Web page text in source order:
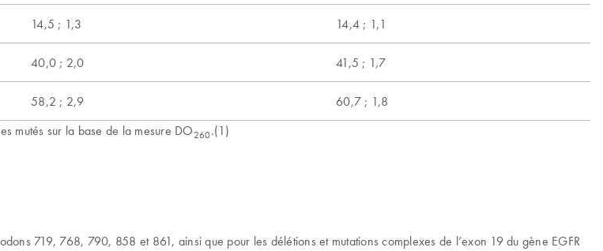
14,5 ; 1,3 14,4 ; 1,1
40,0 ; 2,0 41,5 ; 1,7
58,2 ; 2,9
60,7 ; 1,8
mutés sur la base de la mesure DO 260.(1)
719, 768, 790, 858 et 861, ainsi que pour les délétions et mutations complexes de l’exon 19 du gène EGFR